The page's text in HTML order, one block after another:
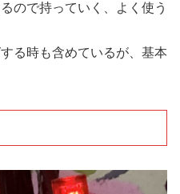
ので持っていく、よく使う
る時も含めているが、基本